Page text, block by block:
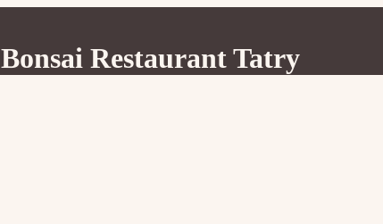
Bonsai Restaurant Tatry